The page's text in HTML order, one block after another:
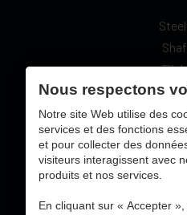
L-
sécure paiement
Nous respectons
Notre site Web utilise des
services et des fonctions
et pour collecter des
visiteurs interagissent avec
produits et nos services.
En cliquant sur « Accepter